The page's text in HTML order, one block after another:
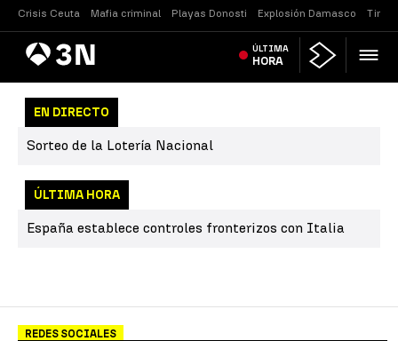
Crisis Ceuta Mafia criminal Playas Donosti Explosión Damasco
AntenaNoticias ÚLTIMA
HORA
EN DIRECTO
Sorteo de la Lotería Nacional
ÚLTIMA HORA
España establece controles fronterizos con Italia
REDES SOCIALES